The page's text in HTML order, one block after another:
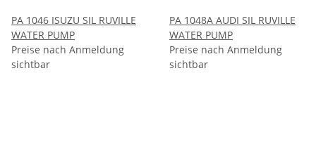
PA 1046 ISUZU SIL RUVILLE
WATER PUMP
Preise nach Anmeldung
sichtbar
PA 1048A AUDI SIL RUVILLE
WATER PUMP
Preise nach Anmeldung
sichtbar